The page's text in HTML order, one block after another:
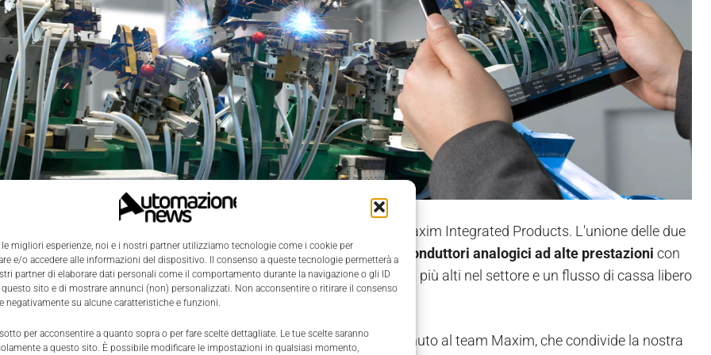
le migliori esperienze, noi e i nostri partner utilizziamo tecnologie come i cookie per
e/o accedere alle informazioni del dispositivo. Il consenso a queste tecnologie permetterà a
partner di elaborare dati personali come il comportamento durante la navigazione o gli ID
sito e di mostrare annunci (non) personalizzati. Non acconsentire o ritirare il consenso
negativamente su alcune caratteristiche e funzioni.
per acconsentire a quanto sopra o per fare scelte dettagliate. Le tue scelte saranno
a questo sito. È possibile modificare le impostazioni in qualsiasi momento,
(Adi) ha annunciato il completamento dell'acquisizione di Maxim Integrated Products. L'unione delle due
ulteriormente la posizione diAdi come produttore di semiconduttori analogici ad alte prestazioni con
di oltre 9 miliardi di dollari nei dodici mesi precedenti margini tra i più alti nel settore e un flusso di cassa libero
flow) di oltre 3 miliardi di dollari su base pro-forma.
oggi è una tappa fondamentale per Adi e sono lieto di dare il benvenuto al team Maxim, che condivide la nostra